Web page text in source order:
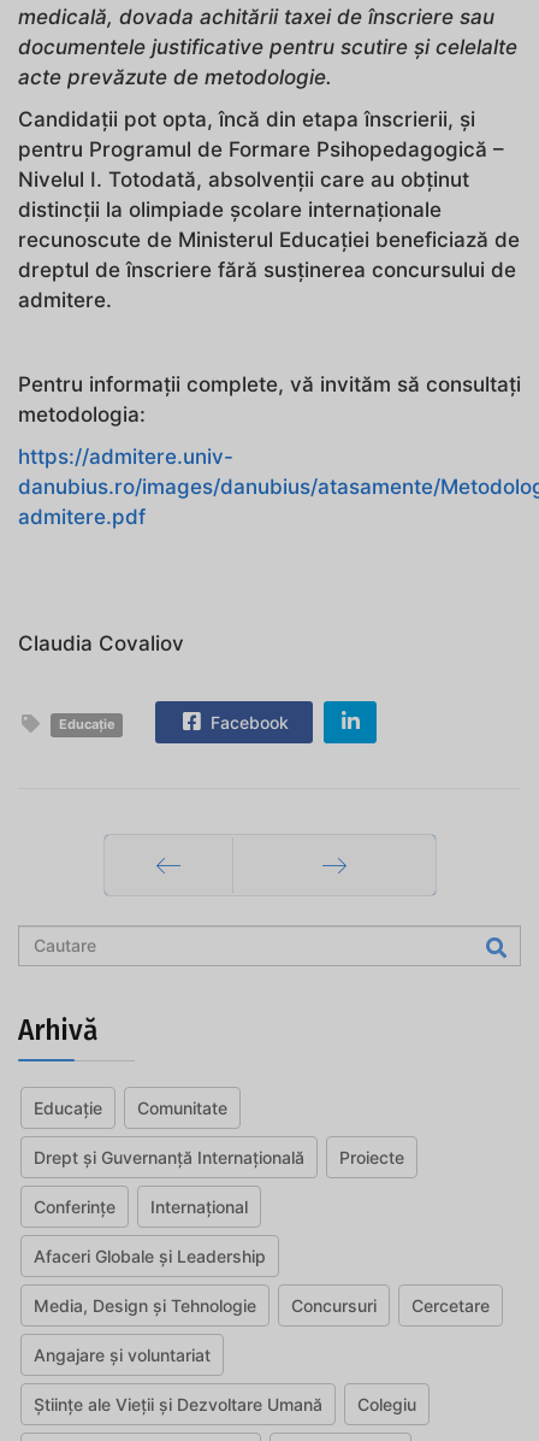
medicală, dovada achitării taxei de înscriere sau
documentele justificative pentru scutire și celelalte
acte prevăzute de metodologie.
Candidații pot opta, încă din etapa înscrierii, și
pentru Programul de Formare Psihopedagogică –
Nivelul I. Totodată, absolvenții care au obținut
distincții la olimpiade școlare internaționale
recunoscute de Ministerul Educației beneficiază de
dreptul de înscriere fără susținerea concursului de
admitere.
Pentru informații complete, vă invităm să consultați
metodologia:
https://admitere.univ-
danubius.ro/images/danubius/atasamente/
admitere.pdf
Claudia Covaliov
Educație Facebook
Prec Mai departe
Arhivă
Educație Comunitate
Drept și Guvernanță Internațională Proiecte
Conferințe Internațional
Afaceri Globale și Leadership
Media, Design și Tehnologie Concursuri Cercetare
Angajare și voluntariat
Științe ale Vieții și Dezvoltare Umană Colegiu